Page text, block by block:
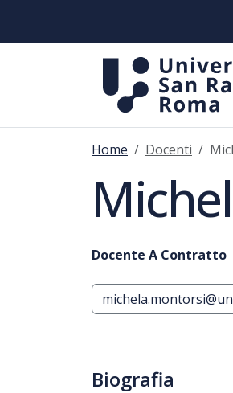
Home Docenti
Docente A Contratto
Biografia